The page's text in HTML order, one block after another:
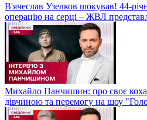
В'ячеслав Узелков шокував! 44-
операцію на серці – ЖВЛ
Михайло Панчишин: про своє
дівчиною та перемогу на шоу